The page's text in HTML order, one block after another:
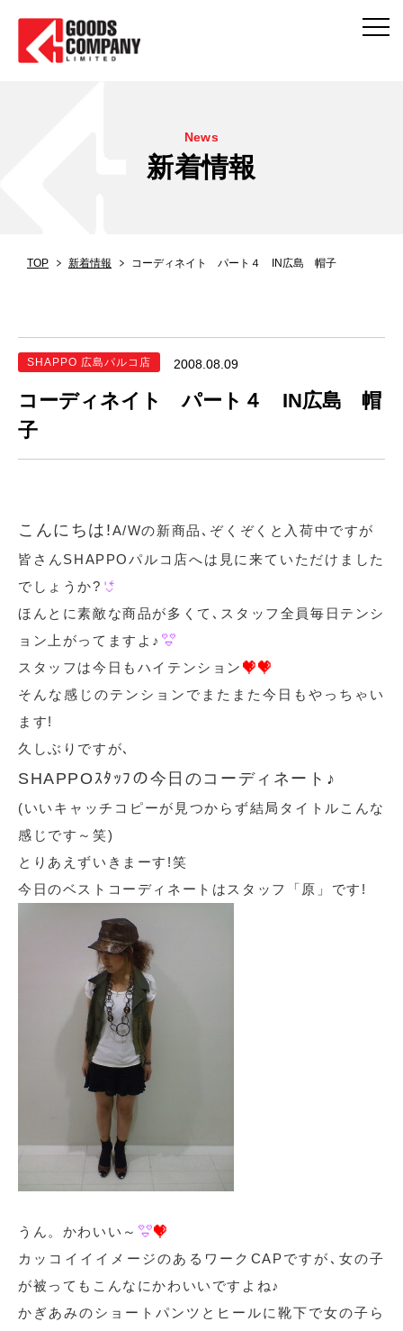
News
新着情報
TOP 新着情報 コーディネイト パート４ IN広島 帽子
SHAPPO 広島パルコ店 2008.08.09
コーディネイト パート４ IN広島 帽
子
こんにちは!A/Wの新商品､ぞくぞくと入荷中ですが
皆さんSHAPPOパルコ店へは見に来ていただけました
でしょうか?
ほんとに素敵な商品が多くて､スタッフ全員毎日テンシ
ョン上がってますよ♪
スタッフは今日もハイテンション
そんな感じのテンションでまたまた今日もやっちゃい
ます!
久しぶりですが､
SHAPPOｽﾀｯﾌの今日のコーディネート♪
(いいキャッチコピーが見つからず結局タイトルこんな
感じです～笑)
とりあえずいきまーす!笑
今日のベストコーディネートはスタッフ「原」です!
うん。かわいい～
カッコイイイメージのあるワークCAPですが､女の子
が被ってもこんなにかわいいですよね♪
かぎあみのショートパンツとヒールに靴下で女の子ら